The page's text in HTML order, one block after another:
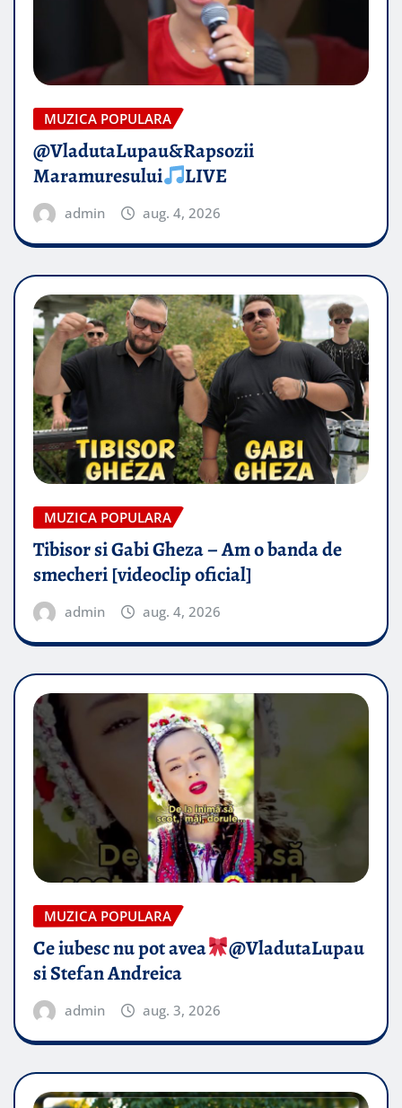
MUZICA POPULARA
@VladutaLupau&Rapsozii
Maramuresului
LIVE
admin aug. 4, 2026
MUZICA POPULARA
Tibisor si Gabi Gheza – Am o banda de
smecheri [videoclip oficial]
admin aug. 4, 2026
MUZICA POPULARA
Ce iubesc nu pot avea
​@VladutaLupau
si Stefan Andreica
admin aug. 3, 2026